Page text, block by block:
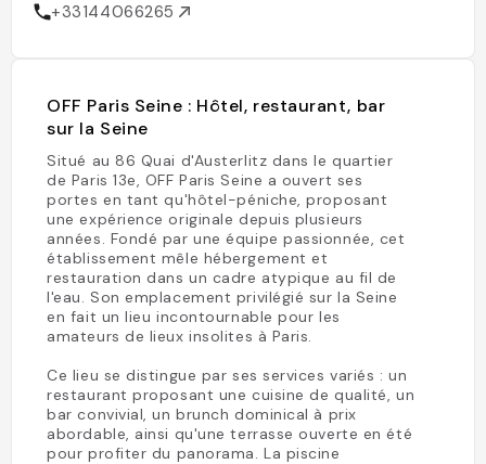
+33144066265
OFF Paris Seine : Hôtel, restaurant, bar
sur la Seine
Situé au 86 Quai d'Austerlitz dans le quartier
de Paris 13e, OFF Paris Seine a ouvert ses
portes en tant qu'hôtel-péniche, proposant
une expérience originale depuis plusieurs
années. Fondé par une équipe passionnée, cet
établissement mêle hébergement et
restauration dans un cadre atypique au fil de
l'eau. Son emplacement privilégié sur la Seine
en fait un lieu incontournable pour les
amateurs de lieux insolites à Paris.
Ce lieu se distingue par ses services variés : un
restaurant proposant une cuisine de qualité, un
bar convivial, un brunch dominical à prix
abordable, ainsi qu'une terrasse ouverte en été
pour profiter du panorama. La piscine